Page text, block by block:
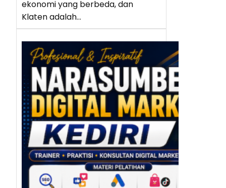
ekonomi yang berbeda, dan
Klaten adalah…